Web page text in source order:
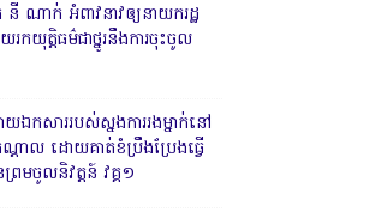
ណាក់ អំពាវនាវឲ្យនាយករដ្ឋ
យរកយុត្តិធម៌ជាថ្នូរនឹងការចុះចូល
ាយឯកសាររបស់ស្នងការរងម្នាក់នៅ
ណ្ដាល ដោយគាត់ខំប្រឹងប្រែងធ្វើ
ព្រមចូលនិវត្តន៍ វគ្គ១